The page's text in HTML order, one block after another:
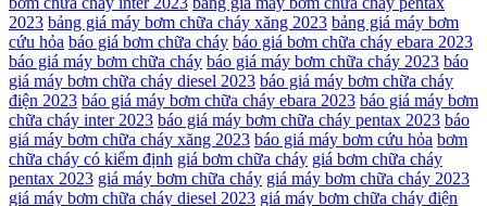
2023 bảng giá máy bơm chữa cháy xăng 2023 bảng giá máy bơm
cứu hỏa báo giá bơm chữa cháy báo giá bơm chữa cháy ebara 2023
báo giá máy bơm chữa cháy báo giá máy bơm chữa cháy 2023 báo
giá máy bơm chữa cháy diesel 2023 báo giá máy bơm chữa cháy
điện 2023 báo giá máy bơm chữa cháy ebara 2023 báo giá máy bơm
chữa cháy inter 2023 báo giá máy bơm chữa cháy pentax 2023 báo
giá máy bơm chữa cháy xăng 2023 báo giá máy bơm cứu hỏa bơm
chữa cháy có kiểm định giá bơm chữa cháy giá bơm chữa cháy
pentax 2023 giá máy bơm chữa cháy giá máy bơm chữa cháy 2023
giá máy bơm chữa cháy diesel 2023 giá máy bơm chữa cháy điện